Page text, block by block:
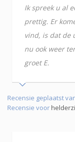
Ik spreek u al
prettig. Er
vind, is dat de
nu ook weer
groet E.
Recensie geplaatst
Recensie voor